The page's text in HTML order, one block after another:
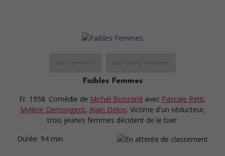
Faibles Femmes
Fr. 1958. Comédie de Michel Boisrond avec Pascale Petit,
Mylène Demongeot, Alain Delon. Victime d'un séducteur,
trois jeunes femmes décident de le tuer.
Durée: 94 min.